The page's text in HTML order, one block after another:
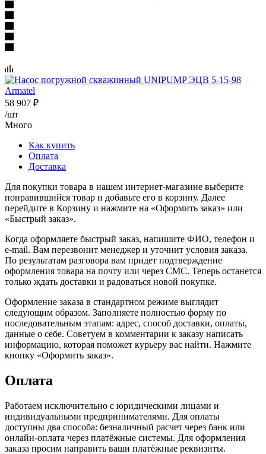
58 907 ₽
/шт
Много
Как купить
Оплата
Доставка
Для покупки товара в нашем интернет-магазине выберите
понравившийся товар и добавьте его в корзину. Далее
перейдите в Корзину и нажмите на «Оформить заказ» или
«Быстрый заказ».
Когда оформляете быстрый заказ, напишите ФИО, телефон и
e-mail. Вам перезвонит менеджер и уточнит условия заказа.
По результатам разговора вам придет подтверждение
оформления товара на почту или через СМС. Теперь останется
только ждать доставки и радоваться новой покупке.
Оформление заказа в стандартном режиме выглядит
следующим образом. Заполняете полностью форму по
последовательным этапам: адрес, способ доставки, оплаты,
данные о себе. Советуем в комментарии к заказу написать
информацию, которая поможет курьеру вас найти. Нажмите
кнопку «Оформить заказ».
Оплата
Работаем исключительно с юридическими лицами и
индивидуальными предпринимателями. Для оплаты
доступны два способа: безналичный расчет через банк или
онлайн-оплата через платёжные системы. Для оформления
заказа просим направить ваши платёжные реквизиты.